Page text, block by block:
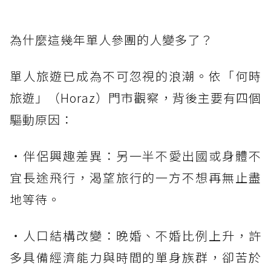
為什麼這幾年單人參團的人變多了？
單人旅遊已成為不可忽視的浪潮。依「何時
旅遊」（Horaz）門市觀察，背後主要有四個
驅動原因：
・伴侶興趣差異：另一半不愛出國或身體不
宜長途飛行，渴望旅行的一方不想再無止盡
地等待。
・人口結構改變：晚婚、不婚比例上升，許
多具備經濟能力與時間的單身族群，卻苦於